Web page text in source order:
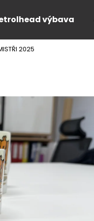
výbava
2025
Co
BÍLÉ TRIČKO FOR